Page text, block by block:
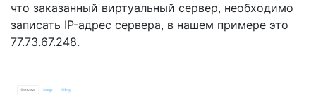
что заказанный виртуальный сервер, необходимо
записать IP-адрес сервера, в нашем примере это
77.73.67.248.